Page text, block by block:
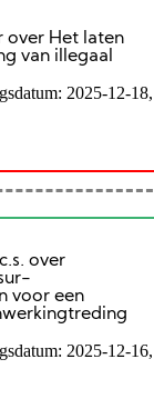
over Het laten
van illegaal
2025-12-18,
over
voor een
2025-12-16,